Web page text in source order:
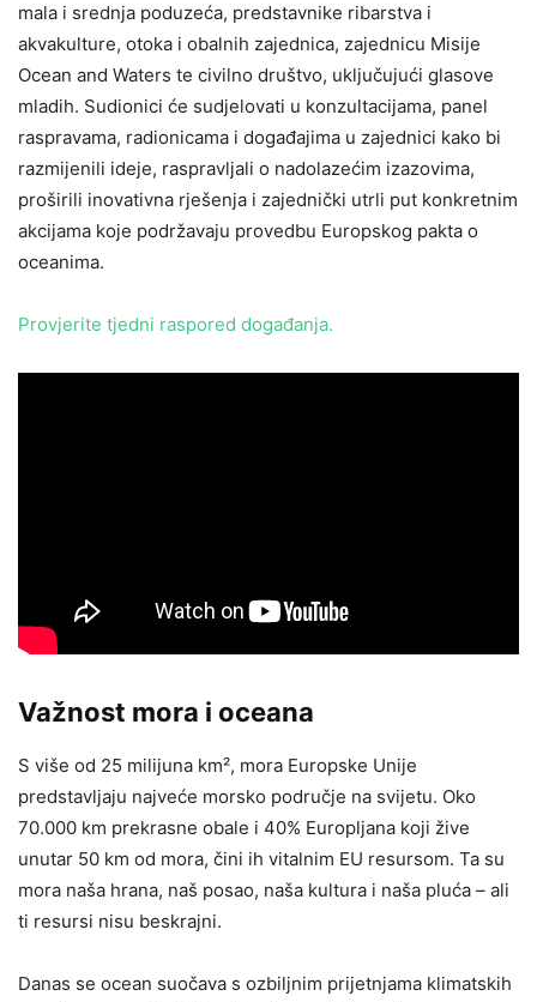
mala i srednja poduzeća, predstavnike ribarstva i
akvakulture, otoka i obalnih zajednica, zajednicu Misije
Ocean and Waters te civilno društvo, uključujući glasove
mladih. Sudionici će sudjelovati u konzultacijama, panel
raspravama, radionicama i događajima u zajednici kako bi
razmijenili ideje, raspravljali o nadolazećim izazovima,
proširili inovativna rješenja i zajednički utrli put konkretnim
akcijama koje podržavaju provedbu Europskog pakta o
oceanima.
Provjerite tjedni raspored događanja.
Važnost mora i oceana
S više od 25 milijuna km², mora Europske Unije
predstavljaju najveće morsko područje na svijetu. Oko
70.000 km prekrasne obale i 40% Europljana koji žive
unutar 50 km od mora, čini ih vitalnim EU resursom. Ta su
mora naša hrana, naš posao, naša kultura i naša pluća – ali
ti resursi nisu beskrajni.
Danas se ocean suočava s ozbiljnim prijetnjama klimatskih